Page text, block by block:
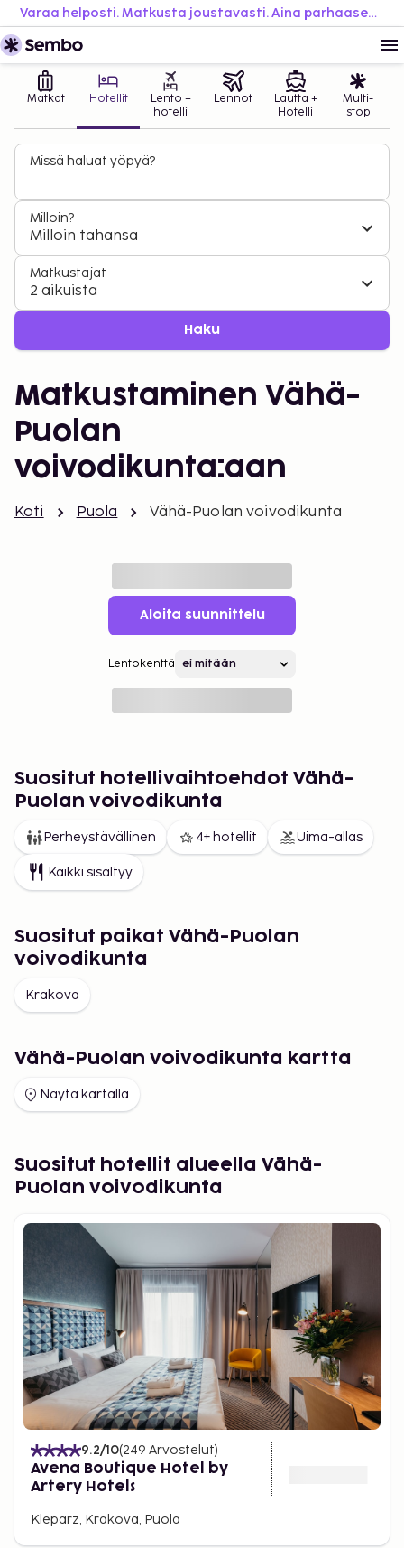
Varaa helposti. Matkusta joustavasti. Aina parhaaseen hintaan.
Matkat Hotellit
Lento +
hotelli
Lennot
Lautta +
Hotelli
Multi-
stop
Missä haluat yöpyä?
Milloin?
Milloin tahansa
Matkustajat
2 aikuista
Haku
Matkustaminen Vähä-
Puolan
voivodikunta:aan
Koti Puola Vähä-Puolan voivodikunta
Aloita suunnittelu
Lentokenttä
Suositut hotellivaihtoehdot Vähä-
Puolan voivodikunta
Perheystävällinen 4+ hotellit Uima-allas
Kaikki sisältyy
Suositut paikat Vähä-Puolan
voivodikunta
Krakova
Vähä-Puolan voivodikunta kartta
Näytä kartalla
Suositut hotellit alueella Vähä-
Puolan voivodikunta
9.2/10(249 Arvostelut)
Avena Boutique Hotel by
Artery Hotels
Kleparz, Krakova, Puola